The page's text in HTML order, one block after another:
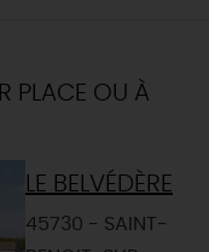
PLACE OU À
LE BELVÉDÈRE
45730 - SAINT-